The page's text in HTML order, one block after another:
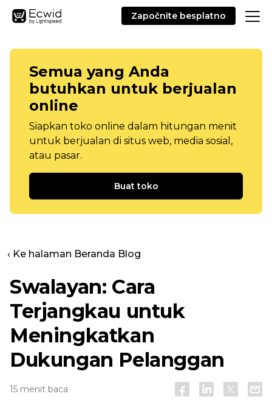
Započnite besplatno
Semua yang Anda
butuhkan untuk berjualan
online
Siapkan toko online dalam hitungan menit
untuk berjualan di situs web, media sosial,
atau pasar.
Buat toko
‹ Ke halaman Beranda Blog
Swalayan: Cara
Terjangkau untuk
Meningkatkan
Dukungan Pelanggan
15 menit baca